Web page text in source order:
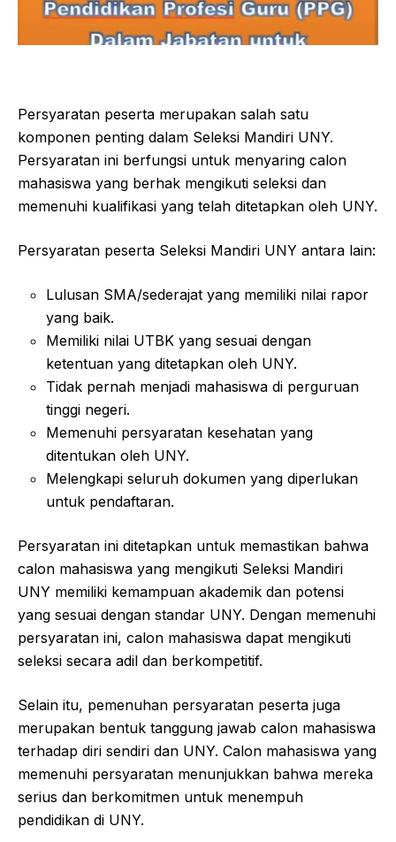
Persyaratan peserta merupakan salah satu
komponen penting dalam Seleksi Mandiri UNY.
Persyaratan ini berfungsi untuk menyaring calon
mahasiswa yang berhak mengikuti seleksi dan
memenuhi kualifikasi yang telah ditetapkan oleh UNY.
Persyaratan peserta Seleksi Mandiri UNY antara lain:
Lulusan SMA/sederajat yang memiliki nilai rapor
yang baik.
Memiliki nilai UTBK yang sesuai dengan
ketentuan yang ditetapkan oleh UNY.
Tidak pernah menjadi mahasiswa di perguruan
tinggi negeri.
Memenuhi persyaratan kesehatan yang
ditentukan oleh UNY.
Melengkapi seluruh dokumen yang diperlukan
untuk pendaftaran.
Persyaratan ini ditetapkan untuk memastikan bahwa
calon mahasiswa yang mengikuti Seleksi Mandiri
UNY memiliki kemampuan akademik dan potensi
yang sesuai dengan standar UNY. Dengan memenuhi
persyaratan ini, calon mahasiswa dapat mengikuti
seleksi secara adil dan berkompetitif.
Selain itu, pemenuhan persyaratan peserta juga
merupakan bentuk tanggung jawab calon mahasiswa
terhadap diri sendiri dan UNY. Calon mahasiswa yang
memenuhi persyaratan menunjukkan bahwa mereka
serius dan berkomitmen untuk menempuh
pendidikan di UNY.